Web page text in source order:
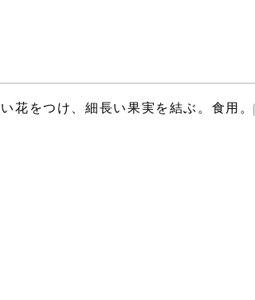
花をつけ、細長い果実を結ぶ。食用。